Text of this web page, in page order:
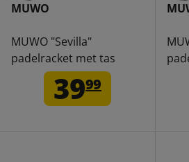
MUWO
MUWO "Sevilla"
padelracket met tas
3999